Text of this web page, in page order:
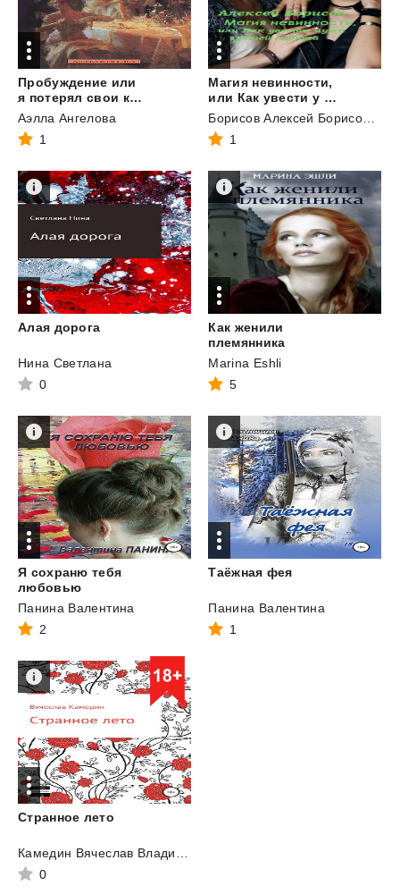
Пробуждение или
я потерял свои крылья в неравном бою
Аэлла Ангелова
1
Магия невинности,
или Как увести у лучшей подруги мужа-миллионера
1
Алая дорога
Нина Светлана
0
Как женили
племянника
Marina Eshli
5
Я сохраню тебя
любовью
Панина Валентина
2
Таёжная фея
Панина Валентина
1
Странное лето
0